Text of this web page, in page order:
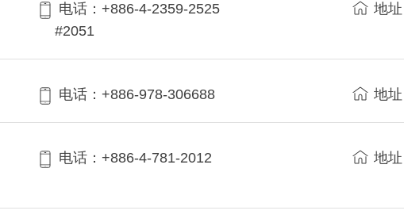
电话：+886-4-2359-2525
#2051
地
电话：+886-978-306688 地
电话：+886-4-781-2012 地